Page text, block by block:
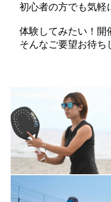
初心者の方でも気軽
体験してみたい！開
そんなご要望お待ち